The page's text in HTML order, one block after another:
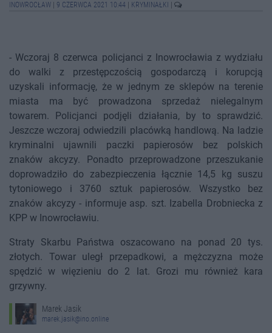
INOWROCŁAW 9 CZERWCA 2021 10:44 KRYMINAŁKI
- Wczoraj 8 czerwca policjanci z Inowrocławia z wydziału
do walki z przestępczością gospodarczą i korupcją
uzyskali informację, że w jednym ze sklepów na terenie
miasta ma być prowadzona sprzedaż nielegalnym
towarem. Policjanci podjęli działania, by to sprawdzić.
Jeszcze wczoraj odwiedzili placówką handlową. Na ladzie
kryminalni ujawnili paczki papierosów bez polskich
znaków akcyzy. Ponadto przeprowadzone przeszukanie
doprowadziło do zabezpieczenia łącznie 14,5 kg suszu
tytoniowego i 3760 sztuk papierosów. Wszystko bez
znaków akcyzy - informuje asp. szt. Izabella Drobniecka z
KPP w Inowrocławiu.
Straty Skarbu Państwa oszacowano na ponad 20 tys.
złotych. Towar uległ przepadkowi, a mężczyzna może
spędzić w więzieniu do 2 lat. Grozi mu również kara
grzywny.
Marek Jasik
marek.jasik@ino.online